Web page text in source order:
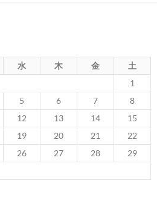
水 木 金
土
1
5 6 7
8
12 13 14
15
19 20 21
22
26 27 28
29